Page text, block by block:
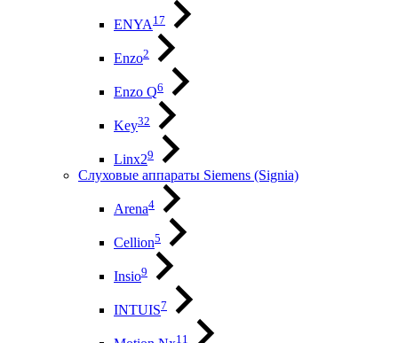
ENYA 17
Enzo2
Enzo Q6
Key32
Linx29
Слуховые аппараты Siemens (Signia)
Arena4
Cellion5
Insio9
INTUIS7
11